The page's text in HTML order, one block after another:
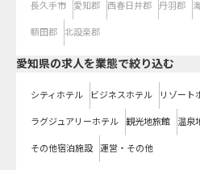
長久手市 愛知郡 西春日井郡 丹羽郡
額田郡 北設楽郡
愛知県の求人を業態で絞り込む
シティホテル ビジネスホテル リゾート
ラグジュアリーホテル 観光地旅館 温泉
その他宿泊施設 運営・その他